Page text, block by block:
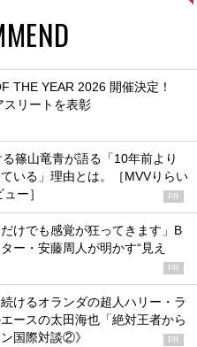
THE YEAR 2026 開催決定！
スリートを表彰
篠山竜青が語る「10年前より
いる」理由とは。［MVVりらい
ー］
PR
だけでも感覚が狂ってきます」B
ー・安藤周人が明かす“見え
PR
けるオランダの超人ハリー・ラ
ースの太田海也「絶対王者から
国際対談②》
PR